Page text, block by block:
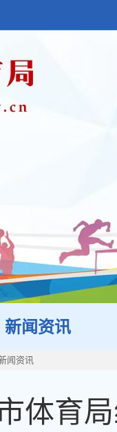
新闻资讯
闻资讯
体育